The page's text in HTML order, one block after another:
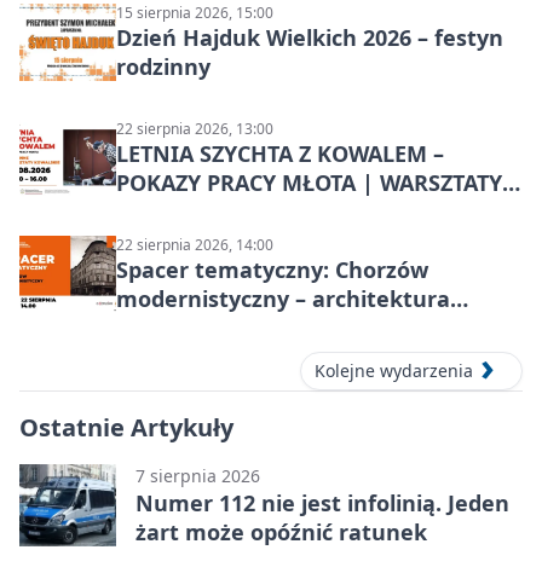
15 sierpnia 2026, 15:00
Dzień Hajduk Wielkich 2026 – festyn
rodzinny
22 sierpnia 2026, 13:00
LETNIA SZYCHTA Z KOWALEM –
POKAZY PRACY MŁOTA | WARSZTATY
22 sierpnia 2026, 14:00
Spacer tematyczny: Chorzów
modernistyczny – architektura
Kolejne wydarzenia
Ostatnie Artykuły
7 sierpnia 2026
Numer 112 nie jest infolinią. Jeden
żart może opóźnić ratunek